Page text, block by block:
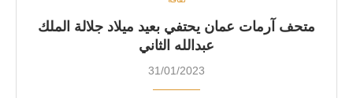
متحف آرمات عمان يحتفي بعيد ميلاد جلالة الملك
عبدالله الثاني
31/01/2023